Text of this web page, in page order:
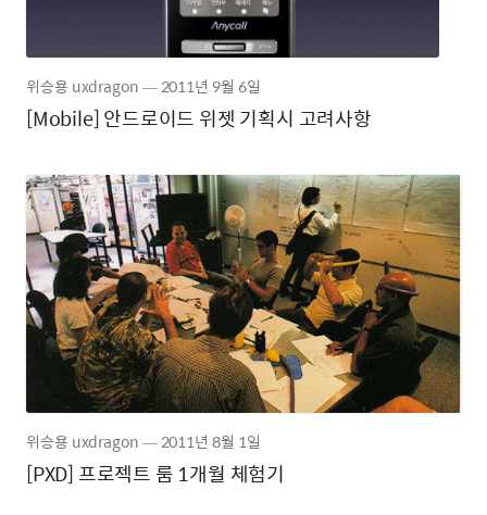
[Mobile] 안드로이드 위젯 기획시 고려사항
위승용 uxdragon―2011년 9월 6일
[PXD] 프로젝트 룸 1개월 체험기
위승용 uxdragon―2011년 8월 1일